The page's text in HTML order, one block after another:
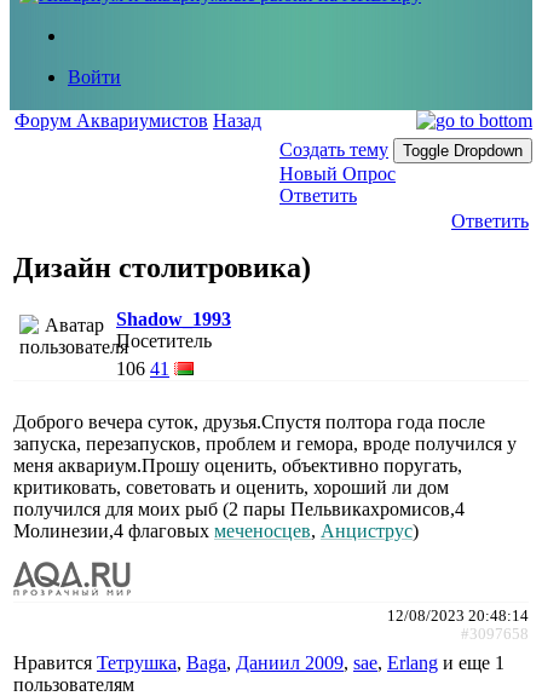
Войти
Форум Аквариумистов Назад
Создать тему
Toggle Dropdown
Новый Опрос
Ответить
Ответить
Дизайн столитровика)
Shadow_1993
Посетитель
106 41
Доброго вечера суток, друзья.Спустя полтора года после
запуска, перезапусков, проблем и гемора, вроде получился у
меня аквариум.Прошу оценить, объективно поругать,
критиковать, советовать и оценить, хороший ли дом
получился для моих рыб (2 пары Пельвикахромисов,4
Молинезии,4 флаговых меченосцев, Анциструс)
12/08/2023 20:48:14
#3097658
Нравится Тетрушка, Baga, Даниил 2009, sae, Erlang и еще 1
пользователям